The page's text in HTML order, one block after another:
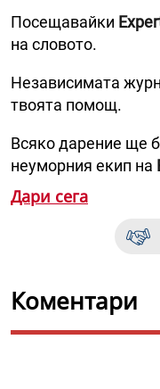
Посещавайки
на словото.
Независимата
твоята помощ.
Всяко дарение ще
неуморния екип на
Дари сега
Коментари